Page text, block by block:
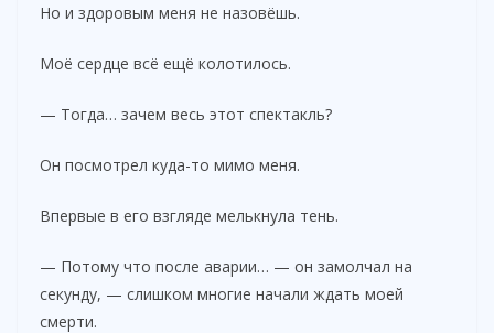
Но и здоровым меня не назовёшь.
Моё сердце всё ещё колотилось.
— Тогда… зачем весь этот спектакль?
Он посмотрел куда-то мимо меня.
Впервые в его взгляде мелькнула тень.
— Потому что после аварии… — он замолчал на
секунду, — слишком многие начали ждать моей
смерти.